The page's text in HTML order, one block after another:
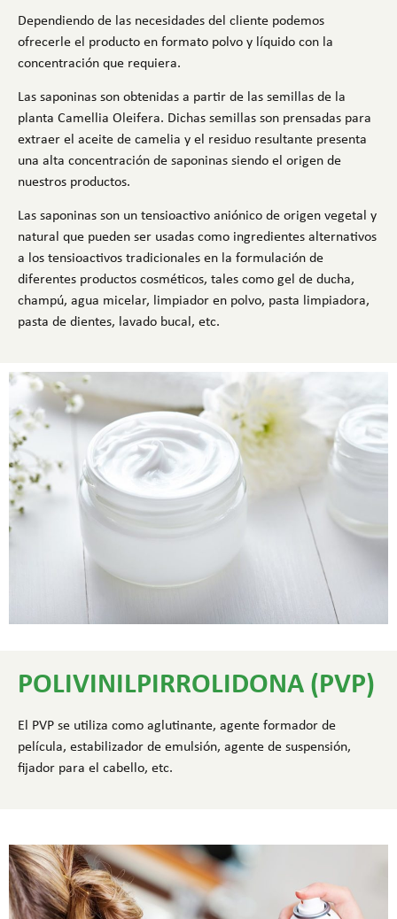
Dependiendo de las necesidades del cliente podemos
ofrecerle el producto en formato polvo y líquido con la
concentración que requiera.
Las saponinas son obtenidas a partir de las semillas de la
planta Camellia Oleifera. Dichas semillas son prensadas para
extraer el aceite de camelia y el residuo resultante presenta
una alta concentración de saponinas siendo el origen de
nuestros productos.
Las saponinas son un tensioactivo aniónico de origen vegetal y
natural que pueden ser usadas como ingredientes alternativos
a los tensioactivos tradicionales en la formulación de
diferentes productos cosméticos, tales como gel de ducha,
champú, agua micelar, limpiador en polvo, pasta limpiadora,
pasta de dientes, lavado bucal, etc.
POLIVINILPIRROLIDONA (PVP)
El PVP se utiliza como aglutinante, agente formador de
película, estabilizador de emulsión, agente de suspensión,
fijador para el cabello, etc.